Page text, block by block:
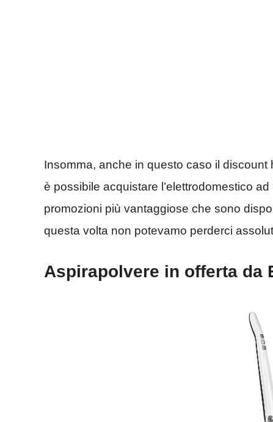
Insomma, anche in questo caso il discount
è possibile acquistare l’elettrodomestico ad
promozioni più vantaggiose che sono
questa volta non potevamo perderci
Aspirapolvere in offerta da